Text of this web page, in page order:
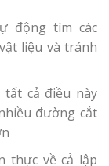
động tìm các
liệu và tránh
cả điều này
đường cắt
thực về cả lập